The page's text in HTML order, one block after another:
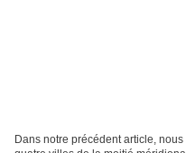
Dans notre précédent article,